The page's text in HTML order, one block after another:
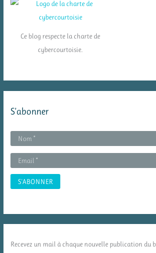
Ce blog respecte la charte de
cybercourtoisie.
S’abonner
Recevez un mail à chaque nouvelle publication du